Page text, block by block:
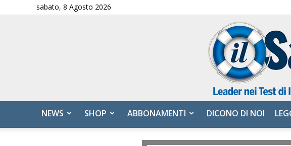
sabato, 8 Agosto 2026
NEWS SHOP ABBONAMENTI DICONO DI NOI